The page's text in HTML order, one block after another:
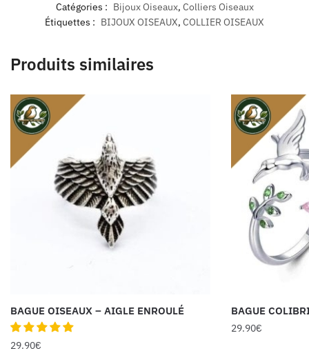
Catégories : Bijoux Oiseaux, Colliers Oiseaux
Étiquettes : BIJOUX OISEAUX, COLLIER OISEAUX
Produits similaires
BAGUE OISEAUX – AIGLE ENROULÉ
29.90€
BAGUE
29.90€